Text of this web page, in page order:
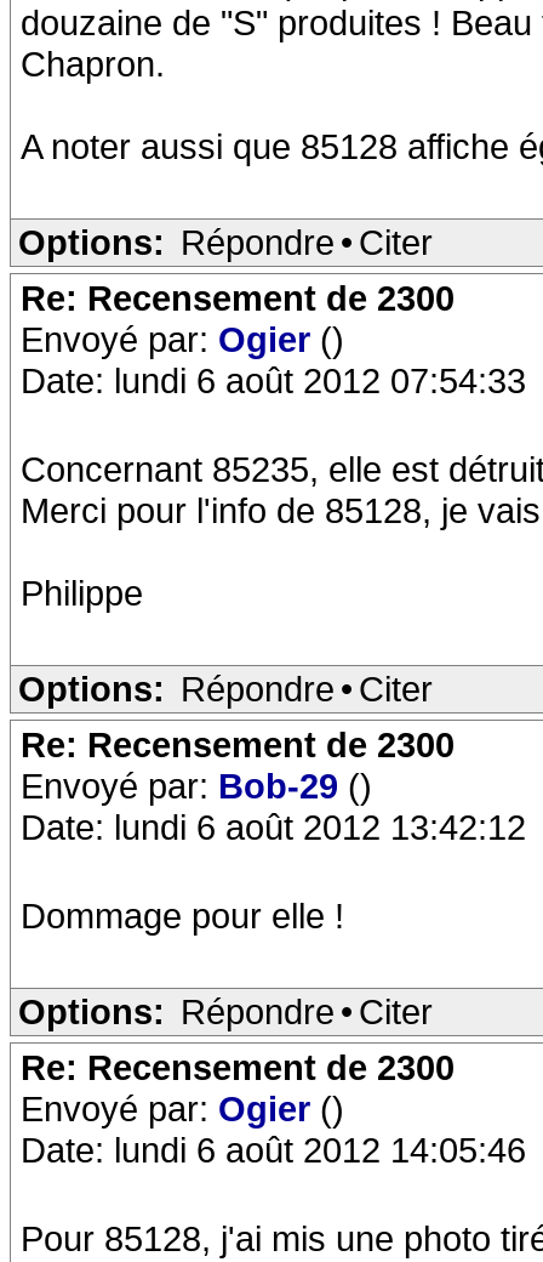
douzaine de "S" produites !
Chapron.
A noter aussi que 85128 affiche
Options: Répondre • Citer
Re: Recensement de 2300
Envoyé par: Ogier ()
Date: lundi 6 août 2012 07:54:33
Concernant 85235, elle est
Merci pour l'info de 85128, je
Philippe
Options: Répondre • Citer
Re: Recensement de 2300
Envoyé par: Bob-29 ()
Date: lundi 6 août 2012 13:42:12
Dommage pour elle !
Options: Répondre • Citer
Re: Recensement de 2300
Envoyé par: Ogier ()
Date: lundi 6 août 2012 14:05:46
Pour 85128, j'ai mis une photo